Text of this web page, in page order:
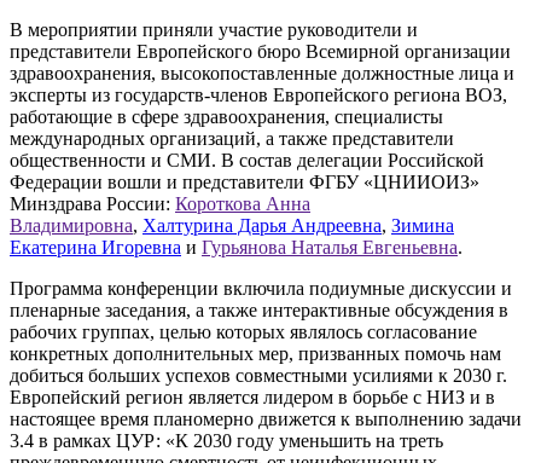
В мероприятии приняли участие руководители и
представители Европейского бюро Всемирной организации
здравоохранения, высокопоставленные должностные лица и
эксперты из государств-членов Европейского региона ВОЗ,
работающие в сфере здравоохранения, специалисты
международных организаций, а также представители
общественности и СМИ. В состав делегации Российской
Федерации вошли и представители ФГБУ «ЦНИИОИЗ»
Минздрава России: Короткова Анна
Владимировна, Халтурина Дарья Андреевна, Зимина
Екатерина Игоревна и Гурьянова Наталья Евгеньевна.
Программа конференции включила подиумные дискуссии и
пленарные заседания, а также интерактивные обсуждения в
рабочих группах, целью которых являлось согласование
конкретных дополнительных мер, призванных помочь нам
добиться больших успехов совместными усилиями к 2030 г.
Европейский регион является лидером в борьбе с НИЗ и в
настоящее время планомерно движется к выполнению задачи
3.4 в рамках ЦУР: «К 2030 году уменьшить на треть